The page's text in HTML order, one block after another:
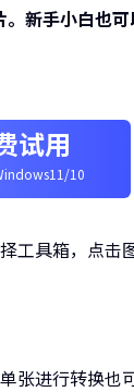
新手小白也可
试用
10
工具箱，点击
张进行转换